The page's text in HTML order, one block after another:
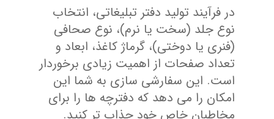
در فرآیند تولید دفتر تبلیغاتی، انتخاب
نوع جلد (سخت یا نرم)، نوع صحافی
(فنری یا دوختی)، گرماژ کاغذ، ابعاد و
تعداد صفحات از اهمیت زیادی برخوردار
است. این سفارشی سازی به شما این
امکان را می دهد که دفترچه ها را برای